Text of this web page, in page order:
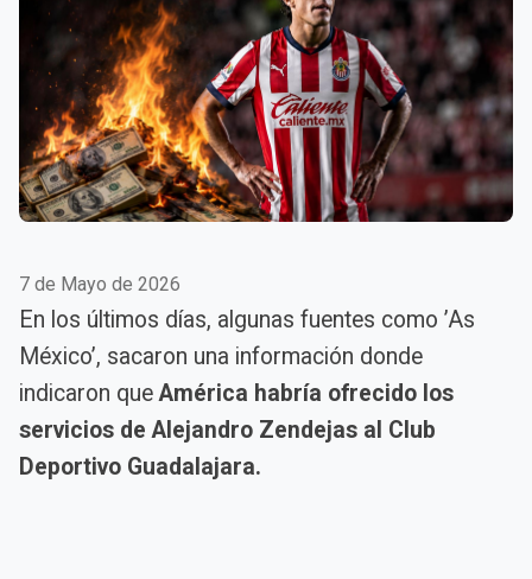
7 de Mayo de 2026
En los últimos días, algunas fuentes como ’As
México’, sacaron una información donde
indicaron queAmérica habría ofrecido los
servicios de Alejandro Zendejas al Club
Deportivo Guadalajara.